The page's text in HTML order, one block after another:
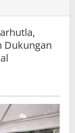
Apel
Kesiapsiagaan
Karhutla,
Wakapolda
Sumsel
Lingkungan
Nasional
Dukungan